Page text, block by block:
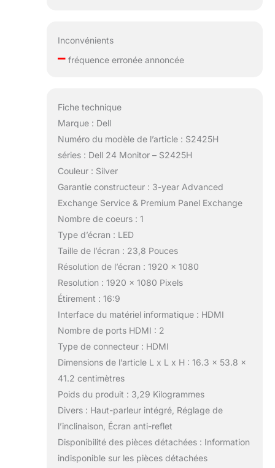
Inconvénients
–fréquence erronée annoncée
Fiche technique
Marque : Dell
Numéro du modèle de l’article : S2425H
séries : Dell 24 Monitor – S2425H
Couleur : Silver
Garantie constructeur : 3-year Advanced
Exchange Service & Premium Panel Exchange
Nombre de coeurs : 1
Type d’écran : LED
Taille de l’écran : 23,8 Pouces
Résolution de l’écran : 1920 x 1080
Resolution : 1920 x 1080 Pixels
Étirement : 16:9
Interface du matériel informatique : HDMI
Nombre de ports HDMI : 2
Type de connecteur : HDMI
Dimensions de l’article L x L x H : 16.3 x 53.8 x
41.2 centimètres
Poids du produit : 3,29 Kilogrammes
Divers : Haut-parleur intégré, Réglage de
l’inclinaison, Écran anti-reflet
Disponibilité des pièces détachées : Information
indisponible sur les pièces détachées